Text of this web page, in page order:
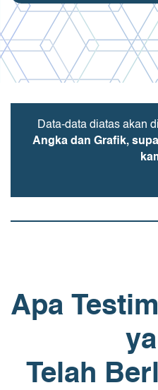
Data-data diatas akan
Angka dan Grafik,
Apa
Telah